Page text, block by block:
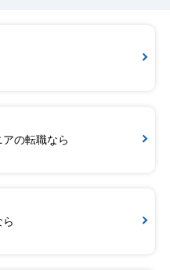
の転職なら